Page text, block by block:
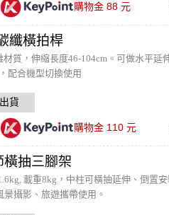
購物金 88元
纖橫拍桿
質，伸縮長度46-104cm。可做水平
配合機型切換使用
購物金 110元
橫抽三腳架
載重8kg，中柱可橫抽延伸、倒置
攝影、旅遊攜帶使用。